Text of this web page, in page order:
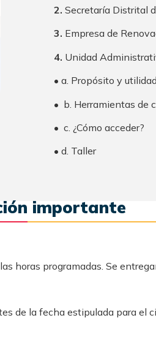
2. Secretaría Distrital
3. Empresa de
4. Unidad
• a. Propósito y utilidad
• b. Herramientas de
• c. ¿Cómo acceder?
• d. Taller
importante
horas programadas. Se
de la fecha estipulada para el